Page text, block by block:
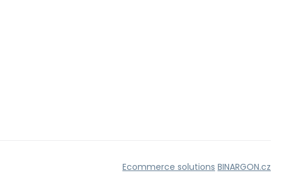
Ecommerce solutions BINARGON.cz